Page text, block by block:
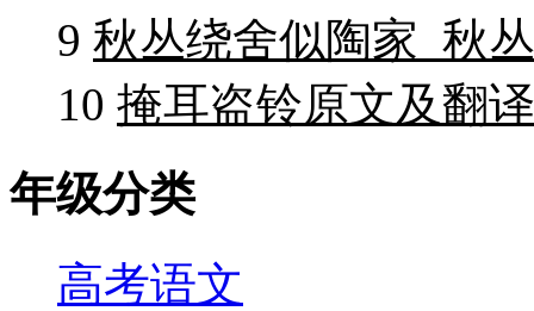
9 秋丛绕舍似陶家_秋
10 掩耳盗铃原文及翻
年级分类
高考语文